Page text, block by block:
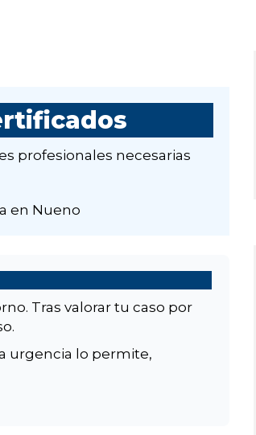
profesionales necesarias
en Nueno
Tras valorar tu caso por
urgencia lo permite,